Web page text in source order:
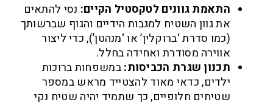
התאמת גוונים לטקסטיל הקיים: נסי להתאים
את גוון השטיח למגבות הידיים והגוף שברשותך
(כמו סדרת ‘ברוקלין’ או ‘מנהטן’), כדי ליצור
אווירה מסודרת ואחידה בחלל.
תכנון שגרת הכביסות:במשפחות ברוכות
ילדים, כדאי מאוד להצטייד מראש במספר
שטיחים חלופיים, כך שתמיד יהיה שטיח נקי